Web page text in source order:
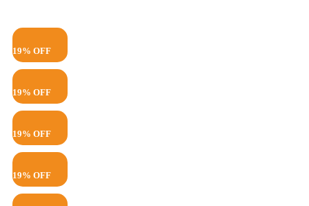
19% OFF
19% OFF
19% OFF
19% OFF